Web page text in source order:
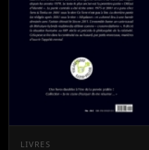
LIVRES